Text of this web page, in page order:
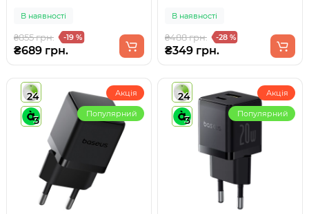
В наявності
₴855 грн. -19 %
₴689 грн.
В наявності
₴488 грн. -28 %
₴349 грн.
24
3
Акція
Популярний
24
3
Акція
Популярний